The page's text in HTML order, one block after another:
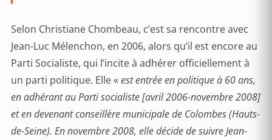
Selon Christiane Chombeau, c’est sa rencontre avec
Jean-Luc Mélenchon, en 2006, alors qu’il est encore au
Parti Socialiste, qui l’incite à adhérer officiellement à
un parti politique. Elle « est entrée en politique à 60 ans,
en adhérant au Parti socialiste [avril 2006-novembre 2008]
et en devenant conseillère municipale de Colombes (Hauts-
de-Seine). En novembre 2008, elle décide de suivre Jean-